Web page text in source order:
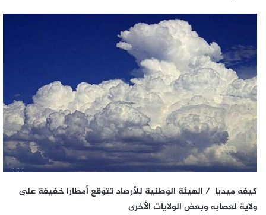
كيفه ميديا / الهيئة الوطنية للأرصاد تتوقع أمطارا خفيفة على
ولاية لعصابه وبعض الولايات الأخرى